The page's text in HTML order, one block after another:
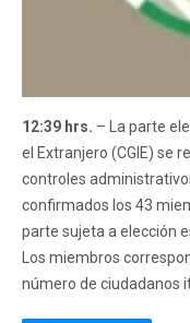
12:39 hrs. – La parte
el Extranjero (CGIE) se
controles
confirmados los 43
parte sujeta a elección
Los miembros
número de ciudadanos